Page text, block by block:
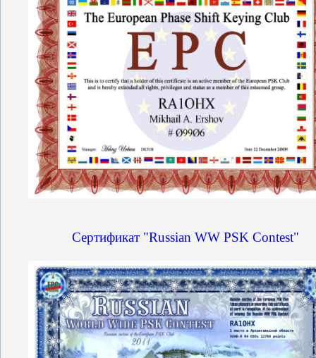
Сертификат "Russian WW PSK Contest"